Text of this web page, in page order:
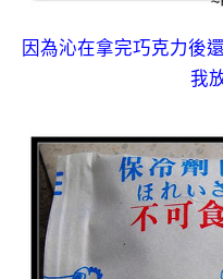
因為沁在拿完巧克力後
我